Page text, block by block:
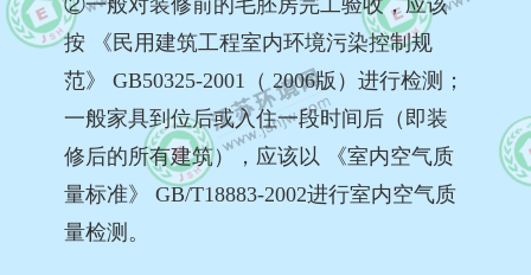
②一般对装修前的毛胚房完工验收，应该
按 《民用建筑工程室内环境污染控制规
范》 GB50325-2001（ 2006版）进行检测；
一般家具到位后或入住一段时间后（即装
修后的所有建筑），应该以 《室内空气质
量标准》 GB/T18883-2002进行室内空气质
量检测。